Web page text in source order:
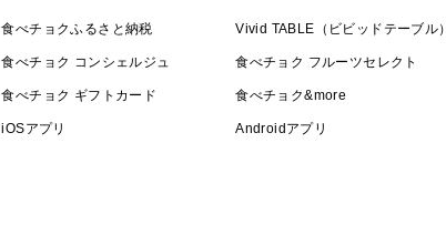
食べチョクふるさと納税 Vivid TABLE（ビビッドテーブル）
食べチョク コンシェルジュ 食べチョク フルーツセレクト
食べチョク ギフトカード 食べチョク&more
iOSアプリ Androidアプリ